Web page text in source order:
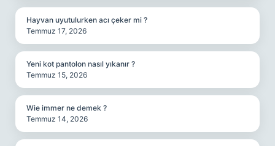
Hayvan uyutulurken acı çeker mi ?
Temmuz 17, 2026
Yeni kot pantolon nasıl yıkanır ?
Temmuz 15, 2026
Wie immer ne demek ?
Temmuz 14, 2026